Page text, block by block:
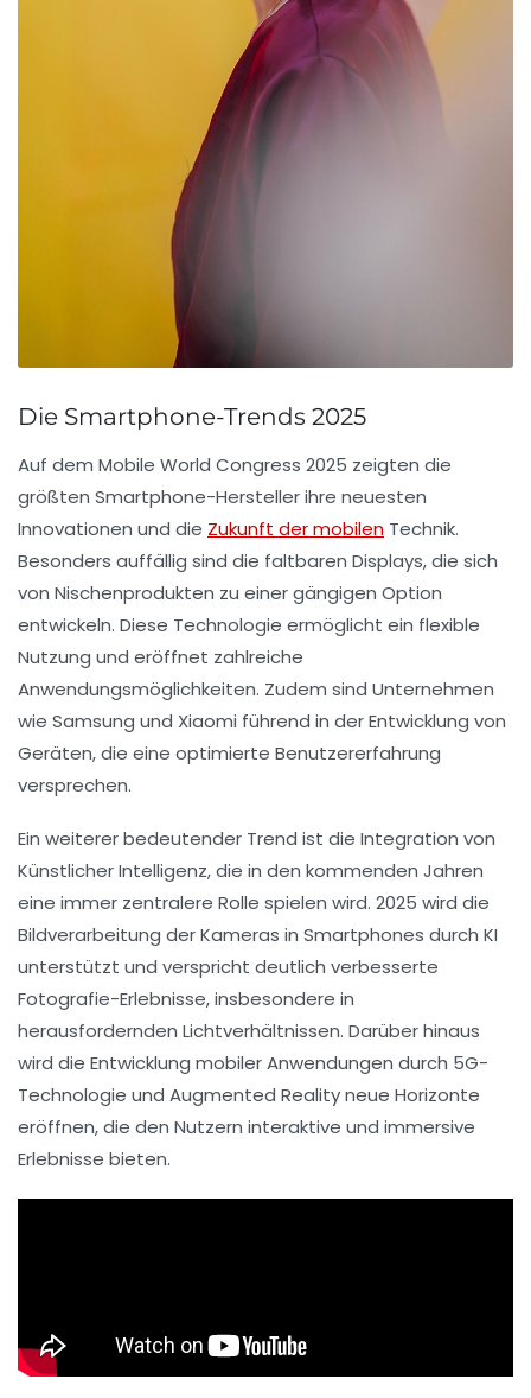
Die Smartphone-Trends 2025
Auf dem Mobile World Congress 2025 zeigten die
größten Smartphone-Herstellerihre neuesten
Innovationen und die Zukunft der mobilen Technik.
Besonders auffällig sind die faltbaren Displays, die sich
von Nischenprodukten zu einer gängigen Option
entwickeln. Diese Technologie ermöglicht ein flexible
Nutzung und eröffnet zahlreiche
Anwendungsmöglichkeiten. Zudem sind Unternehmen
wie Samsung und Xiaomi führend in der Entwicklung von
Geräten, die eine optimierte Benutzererfahrung
versprechen.
Ein weiterer bedeutender Trend ist die Integration von
Künstlicher Intelligenz, die in den kommenden Jahren
eine immer zentralere Rolle spielen wird. 2025 wird die
Bildverarbeitung derKameras in Smartphones durch KI
unterstützt und verspricht deutlich verbesserte
Fotografie-Erlebnisse, insbesondere in
herausfordernden Lichtverhältnissen. Darüber hinaus
wird die Entwicklung mobiler Anwendungen durch 5G-
Technologie und Augmented Realityneue Horizonte
eröffnen, die den Nutzern interaktive und immersive
Erlebnisse bieten.